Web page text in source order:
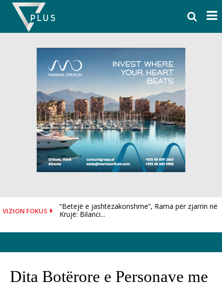
Skip
content
VIZION FOKUS
“Betejë e jashtëzakonshme”, Rama për zjarrin në
Krujë: Bilanci...
Dita Botërore e Personave me